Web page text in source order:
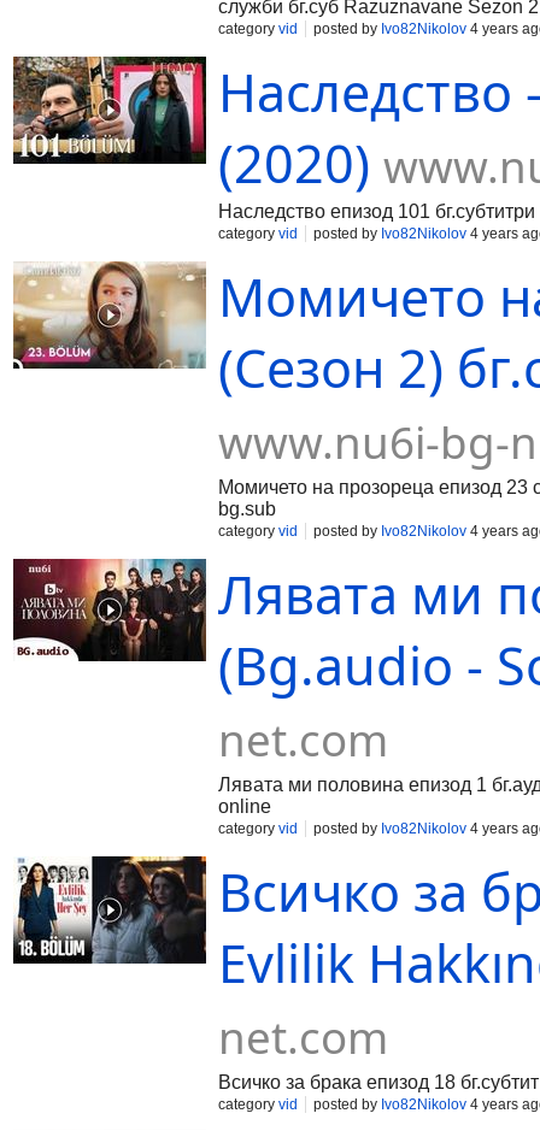
служби бг.суб Razuznavane Sezon
category vid posted by Ivo82Nikolov 4 years
Наследство
(2020)
Наследство епизод 101
category vid posted by Ivo82Nikolov 4 years
Момичето
(Сезон 2)
www.nu6i-bg-
Момичето на прозореца епизод 23
bg.sub
category vid posted by Ivo82Nikolov 4 years
Лявата ми
(Bg.audio -
net.com
Лявата ми половина епизод 1
online
category vid posted by Ivo82Nikolov 4 years
Всичко за
Evlilik
net.com
Всичко за брака епизод 18
category vid posted by Ivo82Nikolov 4 years